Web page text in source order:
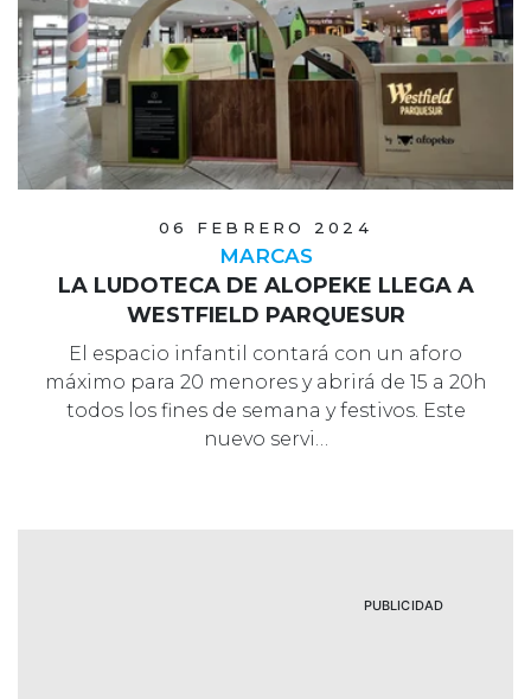
06 FEBRERO 2024
MARCAS
LA LUDOTECA DE ALOPEKE LLEGA A
WESTFIELD PARQUESUR
El espacio infantil contará con un aforo
máximo para 20 menores y abrirá de 15 a 20h
todos los fines de semana y festivos. Este
nuevo servi…
PUBLICIDAD